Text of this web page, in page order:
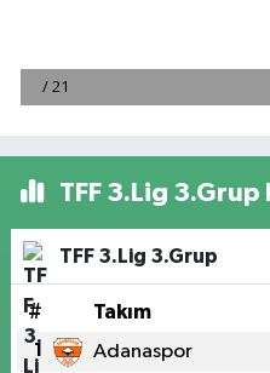
TFF 3.Lig 3.Grup
TFF 3.Lig 3.Grup
# Takım
1 Adanaspor